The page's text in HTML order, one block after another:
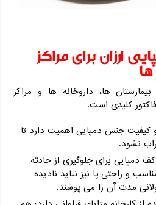
ارزان برای مراکز
‌ها، داروخانه‌ ها و مراکز
کلیدی است.
کیفیت جنس دمپایی اهمیت دارد تا
نشود.
دمپایی برای جلوگیری از حادثه
و راحتی پا نیز نباید نادیده
مدت آن را می ‌پوشند.